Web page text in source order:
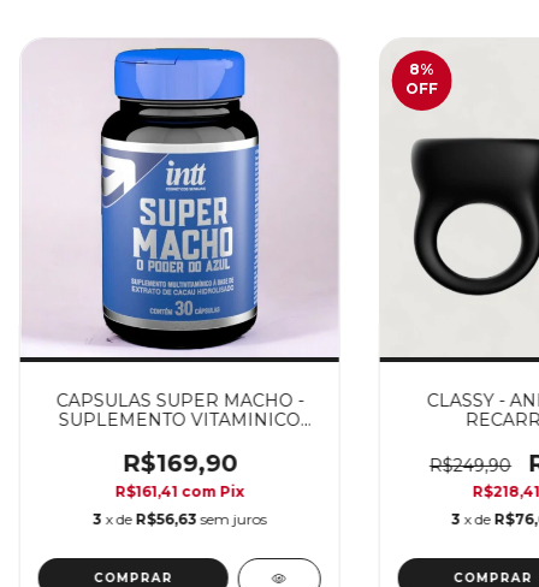
CAPSULAS SUPER MACHO -
SUPLEMENTO VITAMINICO
R$169,90
R$161,41 com Pix
3 x de R$56,63 sem juros
8%
OFF
CLASSY -
R$249,90
3 x de